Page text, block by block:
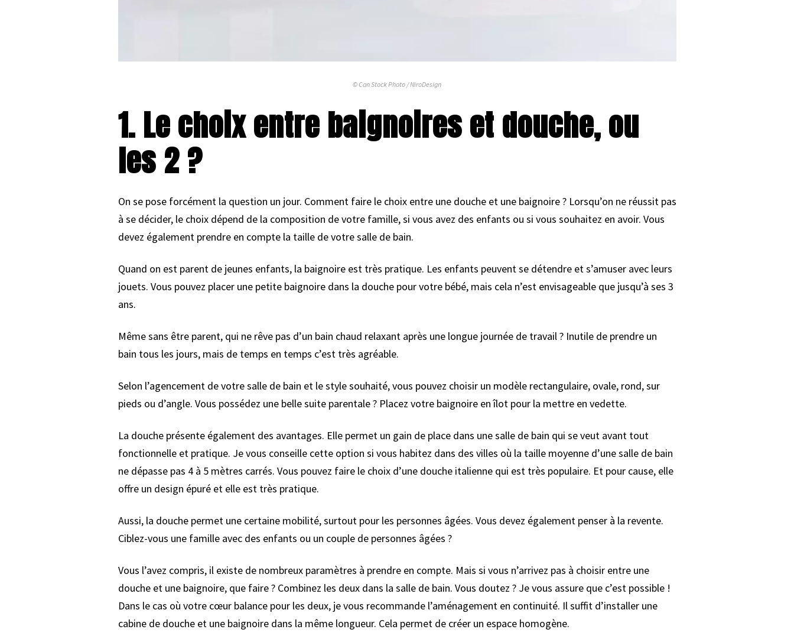
© Can Stock Photo / NiroDesign
1. Le choix entre baignoires et douche, ou
les 2 ?
On se pose forcément la question un jour. Comment faire le choix entre une douche et une baignoire ? Lorsqu’on ne réussit pas
à se décider, le choix dépend de la composition de votre famille, si vous avez des enfants ou si vous souhaitez en avoir. Vous
devez également prendre en compte la taille de votre salle de bain.
Quand on est parent de jeunes enfants, la baignoire est très pratique. Les enfants peuvent se détendre et s’amuser avec leurs
jouets. Vous pouvez placer une petite baignoire dans la douche pour votre bébé, mais cela n’est envisageable que jusqu’à ses 3
ans.
Même sans être parent, qui ne rêve pas d’un bain chaud relaxant après une longue journée de travail ? Inutile de prendre un
bain tous les jours, mais de temps en temps c’est très agréable.
Selon l’agencement de votre salle de bain et le style souhaité, vous pouvez choisir un modèle rectangulaire, ovale, rond, sur
pieds ou d’angle. Vous possédez une belle suite parentale ? Placez votre baignoire en îlot pour la mettre en vedette.
La douche présente également des avantages. Elle permet un gain de place dans une salle de bain qui se veut avant tout
fonctionnelle et pratique. Je vous conseille cette option si vous habitez dans des villes où la taille moyenne d’une salle de bain
ne dépasse pas 4 à 5 mètres carrés. Vous pouvez faire le choix d’une douche italienne qui est très populaire. Et pour cause, elle
offre un design épuré et elle est très pratique.
Aussi, la douche permet une certaine mobilité, surtout pour les personnes âgées. Vous devez également penser à la revente.
Ciblez-vous une famille avec des enfants ou un couple de personnes âgées ?
Vous l’avez compris, il existe de nombreux paramètres à prendre en compte. Mais si vous n’arrivez pas à choisir entre une
douche et une baignoire, que faire ? Combinez les deux dans la salle de bain. Vous doutez ? Je vous assure que c’est possible !
Dans le cas où votre cœur balance pour les deux, je vous recommande l’aménagement en continuité. Il suffit d’installer une
cabine de douche et une baignoire dans la même longueur. Cela permet de créer un espace homogène.